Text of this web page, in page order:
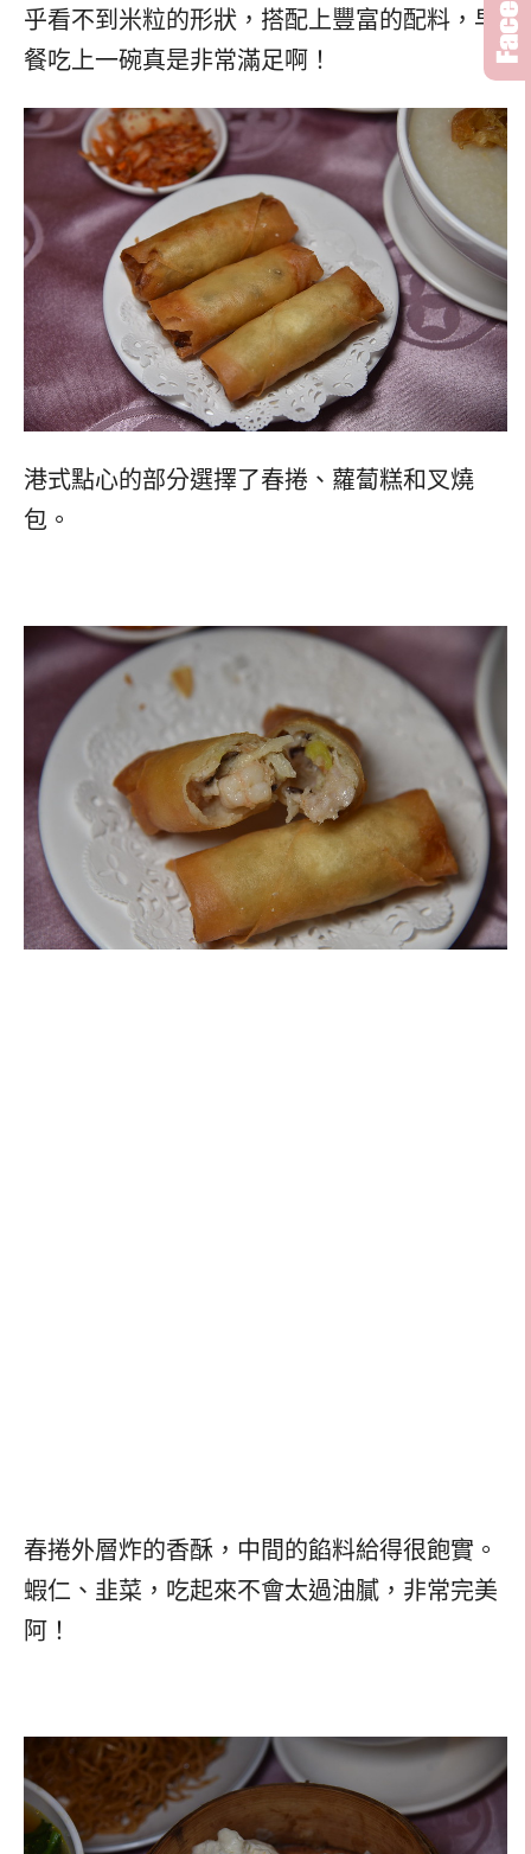
乎看不到米粒的形狀，搭配上豐富的配料，早
餐吃上一碗真是非常滿足啊！
港式點心的部分選擇了春捲、蘿蔔糕和叉燒
包。
春捲外層炸的香酥，中間的餡料給得很飽實。
蝦仁、韭菜，吃起來不會太過油膩，非常完美
阿！